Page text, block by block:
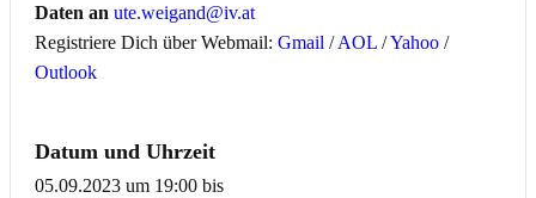
Daten an ute.weigand@iv.at
Registriere Dich über Webmail: Gmail /AOL /Yahoo /
Outlook
Datum und Uhrzeit
05.09.2023 um 19:00 bis